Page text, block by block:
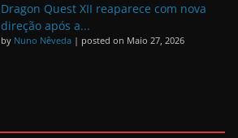
Dragon Quest XII reaparece com nova
direção após a...
by Nuno Nêveda | posted on Maio 27, 2026